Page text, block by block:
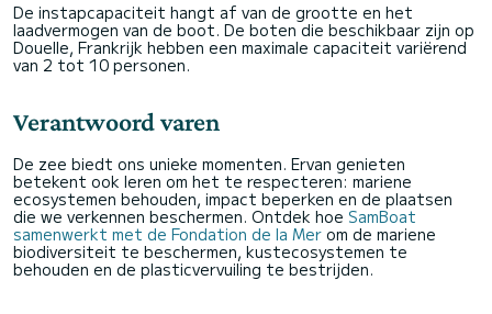
De instapcapaciteit hangt af van de grootte en het
laadvermogen van de boot. De boten die beschikbaar zijn op
Douelle, Frankrijk hebben een maximale capaciteit variërend
van 2 tot 10 personen.
Verantwoord varen
De zee biedt ons unieke momenten. Ervan genieten
betekent ook leren om het te respecteren: mariene
ecosystemen behouden, impact beperken en de plaatsen
die we verkennen beschermen. Ontdek hoe SamBoat
samenwerkt met de Fondation de la Mer om de mariene
biodiversiteit te beschermen, kustecosystemen te
behouden en de plasticvervuiling te bestrijden.